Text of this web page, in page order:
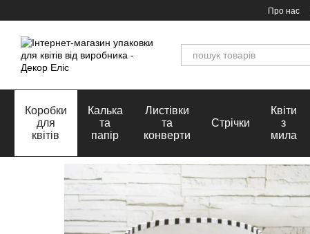
Про нас
Коробки
для
квітів
Калька
та
папір
Листівки
та
конверти
Стрічки
Квіти
з
мила